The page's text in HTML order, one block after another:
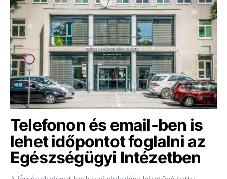
Telefonon és email-ben is
lehet időpontot foglalni az
Egészségügyi Intézetben